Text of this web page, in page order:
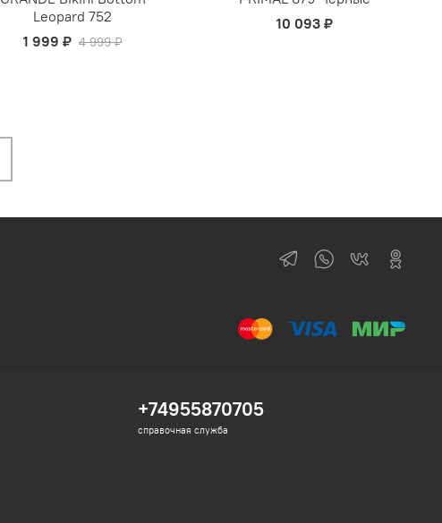
Leopard 752
1 999 ₽ 4 999 ₽
10 093 ₽
+74955870705
справочная служба